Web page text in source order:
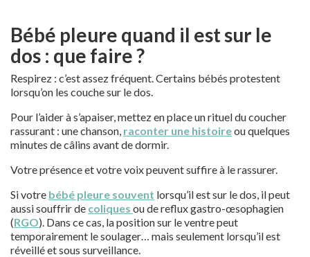
Bébé pleure quand il est sur le
dos : que faire ?
Respirez : c’est assez fréquent. Certains bébés protestent
lorsqu’on les couche sur le dos.
Pour l’aider à s’apaiser, mettez en place un rituel du coucher
rassurant : une chanson, raconter une histoireou quelques
minutes de câlins avant de dormir.
Votre présence et votre voix peuvent suffire à le rassurer.
Si votre bébé pleure souvent lorsqu’il est sur le dos, il peut
aussi souffrir de coliques ou de reflux gastro-œsophagien
(RGO). Dans ce cas, la position sur le ventre peut
temporairement le soulager… mais seulement lorsqu’il est
réveillé et sous surveillance.